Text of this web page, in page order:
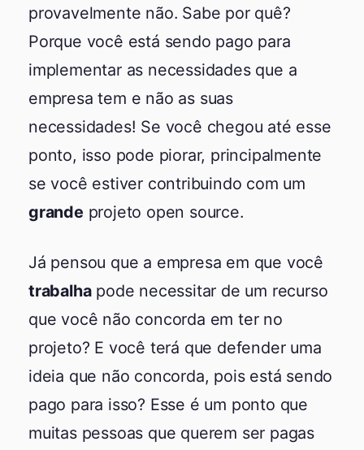
provavelmente não. Sabe por quê?
Porque você está sendo pago para
implementar as necessidades que a
empresa tem e não as suas
necessidades! Se você chegou até esse
ponto, isso pode piorar, principalmente
se você estiver contribuindo com um
grande projeto open source.
Já pensou que a empresa em que você
trabalhapode necessitar de um recurso
que você não concorda em ter no
projeto? E você terá que defender uma
ideia que não concorda, pois está sendo
pago para isso? Esse é um ponto que
muitas pessoas que querem ser pagas